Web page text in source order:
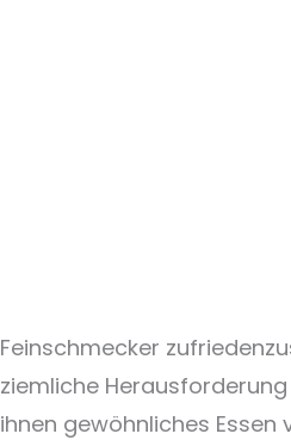
Feinschmecker
ziemliche
ihnen gewöhnliches Essen